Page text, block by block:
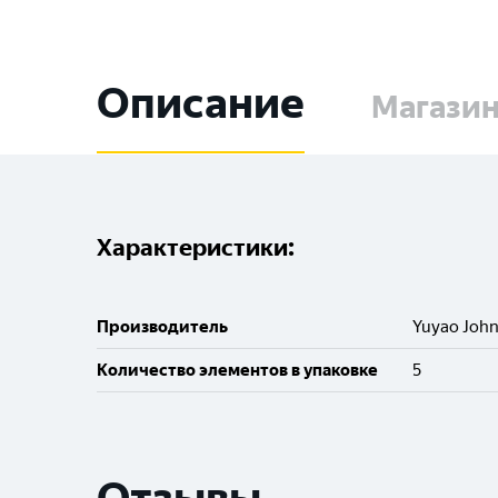
Описание
Характеристики:
Производитель Yuyao
Количество элементов в упаковке 5